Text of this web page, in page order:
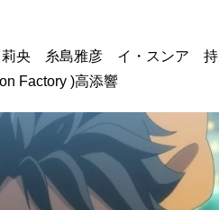
莉央 糸島雅彦 イ・スンア
Factory )高添響